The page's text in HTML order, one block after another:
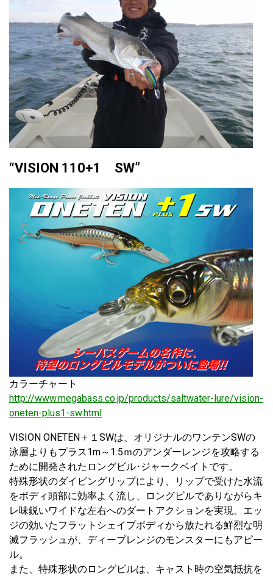
“VISION 110+1 SW”
カラーチャート
http://www.megabass.co.jp/products/saltwater-lure/vision-
oneten-plus1-sw.html
VISION ONETEN＋１SWは、オリジナルのワンテンSWの
泳層よりもプラス1m～1.5ｍのアンダーレンジを攻略する
ために開発されたロングビル･ジャークベイトです。
特殊形状のダイビングリップにより、リップで受けた水流
をボディ頭部に効率よく流し、ロングビルでありながらキ
レ味鋭いワイドな左右へのダートアクションを実現。エッ
ジの効いたフラットシェイプボディから放たれる鮮烈な明
滅フラッシュが、ディープレンジのモンスターにもアピー
ル。
また、特殊形状のロングビルは、キャスト時の空気抵抗を